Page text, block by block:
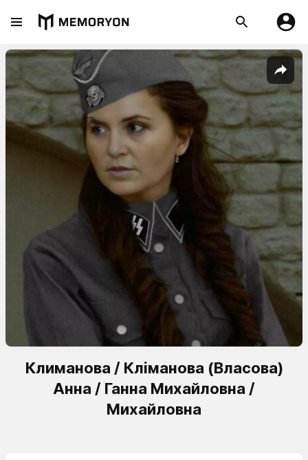
Климанова / Кліманова (Власова)
Анна / Ганна Михайловна /
Михайловна